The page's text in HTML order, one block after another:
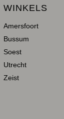
WINKELS
Amersfoort
Bussum
Soest
Utrecht
Zeist